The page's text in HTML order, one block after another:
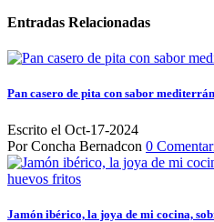
Entradas Relacionadas
Pan casero de pita con sabor
Escrito el Oct-17-2024
Por Concha Bernadcon 0
Jamón ibérico, la joya de mi cocina,